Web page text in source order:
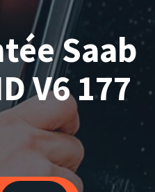
Saab
V6 177